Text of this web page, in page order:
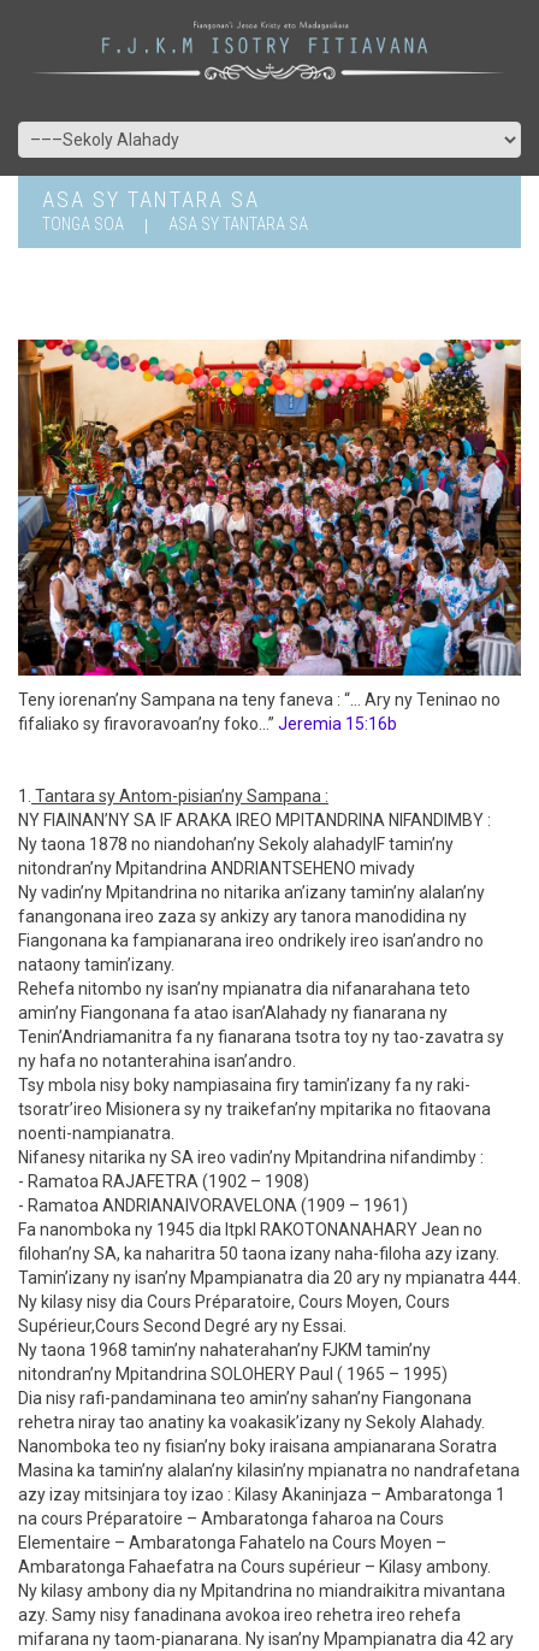
ASA SY TANTARA SA
TONGA SOA ASA SY TANTARA SA
Teny iorenan’ny Sampana na teny faneva : “… Ary ny Teninao no
fifaliako sy firavoravoan’ny foko…” Jeremia 15:16b
1. Tantara sy Antom-pisian’ny Sampana :
NY FIAINAN’NY SA IF ARAKA IREO MPITANDRINA NIFANDIMBY :
Ny taona 1878 no niandohan’ny Sekoly alahadyIF tamin’ny
nitondran’ny Mpitandrina ANDRIANTSEHENO mivady
Ny vadin’ny Mpitandrina no nitarika an’izany tamin’ny alalan’ny
fanangonana ireo zaza sy ankizy ary tanora manodidina ny
Fiangonana ka fampianarana ireo ondrikely ireo isan’andro no
nataony tamin’izany.
Rehefa nitombo ny isan’ny mpianatra dia nifanarahana teto
amin’ny Fiangonana fa atao isan’Alahady ny fianarana ny
Tenin’Andriamanitra fa ny fianarana tsotra toy ny tao-zavatra sy
ny hafa no notanterahina isan’andro.
Tsy mbola nisy boky nampiasaina firy tamin’izany fa ny raki-
tsoratr’ireo Misionera sy ny traikefan’ny mpitarika no fitaovana
noenti-nampianatra.
Nifanesy nitarika ny SA ireo vadin’ny Mpitandrina nifandimby :
- Ramatoa RAJAFETRA (1902 – 1908)
- Ramatoa ANDRIANAIVORAVELONA (1909 – 1961)
Fa nanomboka ny 1945 dia Itpkl RAKOTONANAHARY Jean no
filohan’ny SA, ka naharitra 50 taona izany naha-filoha azy izany.
Tamin’izany ny isan’ny Mpampianatra dia 20 ary ny mpianatra 444.
Ny kilasy nisy dia Cours Préparatoire, Cours Moyen, Cours
Supérieur,Cours Second Degré ary ny Essai.
Ny taona 1968 tamin’ny nahaterahan’ny FJKM tamin’ny
nitondran’ny Mpitandrina SOLOHERY Paul ( 1965 – 1995)
Dia nisy rafi-pandaminana teo amin’ny sahan’ny Fiangonana
rehetra niray tao anatiny ka voakasik’izany ny Sekoly Alahady.
Nanomboka teo ny fisian’ny boky iraisana ampianarana Soratra
Masina ka tamin’ny alalan’ny kilasin’ny mpianatra no nandrafetana
azy izay mitsinjara toy izao : Kilasy Akaninjaza – Ambaratonga 1
na cours Préparatoire – Ambaratonga faharoa na Cours
Elementaire – Ambaratonga Fahatelo na Cours Moyen –
Ambaratonga Fahaefatra na Cours supérieur – Kilasy ambony.
Ny kilasy ambony dia ny Mpitandrina no miandraikitra mivantana
azy. Samy nisy fanadinana avokoa ireo rehetra ireo rehefa
mifarana ny taom-pianarana. Ny isan’ny Mpampianatra dia 42 ary